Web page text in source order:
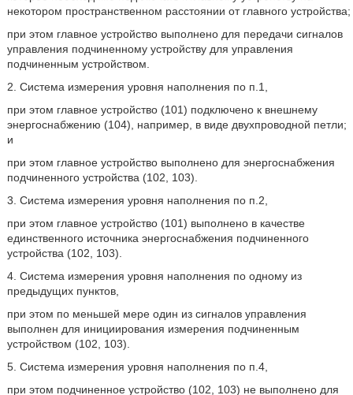
некотором пространственном расстоянии от главного устройства;
при этом главное устройство выполнено для передачи сигналов
управления подчиненному устройству для управления
подчиненным устройством.
2. Система измерения уровня наполнения по п.1,
при этом главное устройство (101) подключено к внешнему
энергоснабжению (104), например, в виде двухпроводной петли;
и
при этом главное устройство выполнено для энергоснабжения
подчиненного устройства (102, 103).
3. Система измерения уровня наполнения по п.2,
при этом главное устройство (101) выполнено в качестве
единственного источника энергоснабжения подчиненного
устройства (102, 103).
4. Система измерения уровня наполнения по одному из
предыдущих пунктов,
при этом по меньшей мере один из сигналов управления
выполнен для инициирования измерения подчиненным
устройством (102, 103).
5. Система измерения уровня наполнения по п.4,
при этом подчиненное устройство (102, 103) не выполнено для